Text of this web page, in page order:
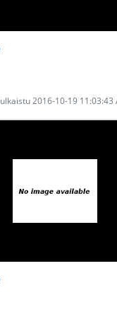
2016-10-19